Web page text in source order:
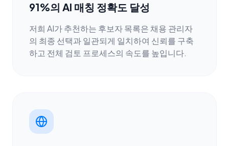
91%의 AI 매칭 정확도 달성
저희 AI가 추천하는 후보자 목록은 채용 관리자
의 최종 선택과 일관되게 일치하여 신뢰를 구축
하고 전체 검토 프로세스의 속도를 높입니다.